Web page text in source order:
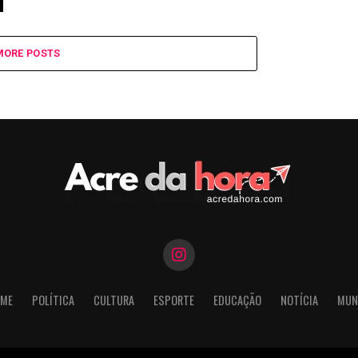
POSTS
POLÍTICA CULTURA ESPORTE EDUCAÇÃO NOTÍCIA